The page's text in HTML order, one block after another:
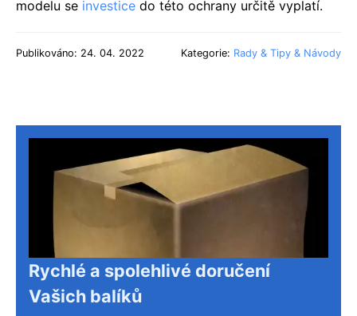
modelu se investice do této ochrany určitě vyplatí.
Publikováno: 24. 04. 2022 Kategorie: Rady & Tipy & Návody
Rychlé a spolehlivé doručení
Vašich balíků